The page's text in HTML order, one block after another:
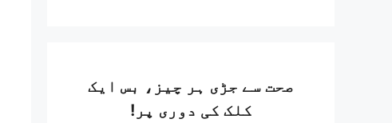
صحت سے جڑی ہر چیز، بس ایک
کلک کی دوری پر!